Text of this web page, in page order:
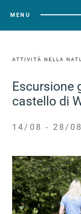
MENU
ATTIVITÀ NELLA
Escursione
castello di
14/08 - 28/